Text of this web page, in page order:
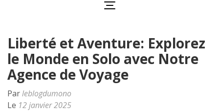
Liberté et Aventure: Explorez
le Monde en Solo avec Notre
Agence de Voyage
Parleblogdumono
Le 12 janvier 2025